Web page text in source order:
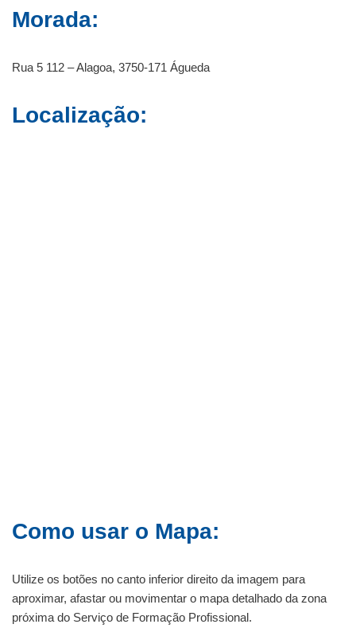
Morada:
Rua 5 112 – Alagoa, 3750-171 Águeda
Localização:
Como usar o Mapa:
Utilize os botões no canto inferior direito da imagem para
aproximar, afastar ou movimentar o mapa detalhado da zona
próxima do Serviço de Formação Profissional.